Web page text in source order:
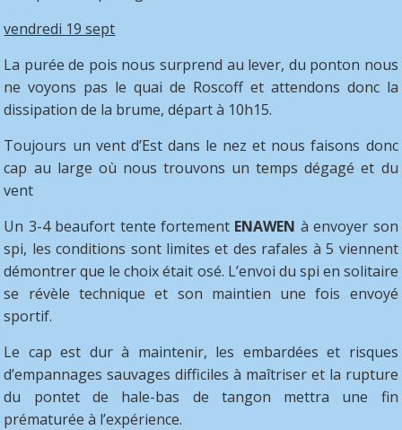
vendredi 19 sept
La purée de pois nous surprend au lever, du ponton nous
ne voyons pas le quai de Roscoff et attendons donc la
dissipation de la brume, départ à 10h15.
Toujours un vent d’Est dans le nez et nous faisons donc
cap au large où nous trouvons un temps dégagé et du
vent
Un 3-4 beaufort tente fortement ENAWEN à envoyer son
spi, les conditions sont limites et des rafales à 5 viennent
démontrer que le choix était osé. L’envoi du spi en solitaire
se révèle technique et son maintien une fois envoyé
sportif.
Le cap est dur à maintenir, les embardées et risques
d’empannages sauvages difficiles à maîtriser et la rupture
du pontet de hale-bas de tangon mettra une fin
prématurée à l’expérience.